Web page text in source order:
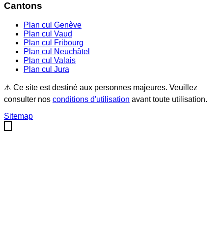
Cantons
Plan cul Genève
Plan cul Vaud
Plan cul
Fribourg
Plan cul
Neuchâtel
Plan cul Valais
Plan cul Jura
⚠️ Ce site est destiné aux personnes majeures. Veuillez
consulter nos conditions d'utilisation avant toute utilisation.
Sitemap